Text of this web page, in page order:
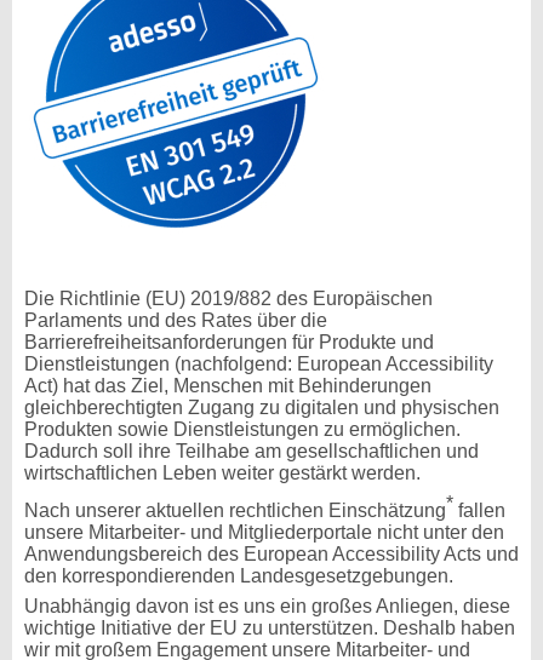
Die Richtlinie (EU) 2019/882 des Europäischen
Parlaments und des Rates über die
Barrierefreiheitsanforderungen für Produkte und
Dienstleistungen (nachfolgend: European Accessibility
Act) hat das Ziel, Menschen mit Behinderungen
gleichberechtigten Zugang zu digitalen und physischen
Produkten sowie Dienstleistungen zu ermöglichen.
Dadurch soll ihre Teilhabe am gesellschaftlichen und
wirtschaftlichen Leben weiter gestärkt werden.
Nach unserer aktuellen rechtlichen Einschätzung* fallen
unsere Mitarbeiter- und Mitgliederportale nicht unter den
Anwendungsbereich des European Accessibility Acts und
den korrespondierenden Landesgesetzgebungen.
Unabhängig davon ist es uns ein großes Anliegen, diese
wichtige Initiative der EU zu unterstützen. Deshalb haben
wir mit großem Engagement unsere Mitarbeiter- und